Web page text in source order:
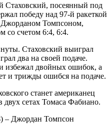
Стаховский, посеянный под
победу над 97-й ракеткой
Джорданом Томпсоном,
со счетом 6:4, 6:4.
Стаховский выиграл
два на своей подаче.
избежал двойных ошибок, а
и трижды ошибся на подаче.
станет американец
сетах Томаса Фабиано.
– Джордан Томпсон